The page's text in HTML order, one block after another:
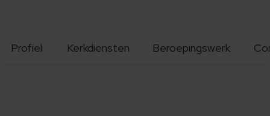
Profiel Kerkdiensten Beroepingswerk